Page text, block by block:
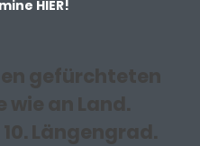
HIER!
gefürchteten
an Land.
Längengrad.